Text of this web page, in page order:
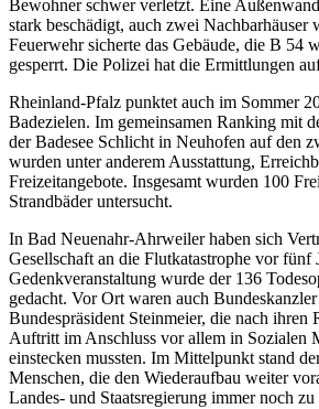
Bewohner schwer verletzt. Eine
stark beschädigt, auch zwei Nachbarhäuser
Feuerwehr sicherte das Gebäude, die B 54
gesperrt. Die Polizei hat die Ermittlungen
Rheinland-Pfalz punktet auch im Sommer
Badezielen. Im gemeinsamen Ranking mit
der Badesee Schlicht in Neuhofen auf den
wurden unter anderem Ausstattung,
Freizeitangebote. Insgesamt wurden 100
Strandbäder untersucht.
In Bad Neuenahr-Ahrweiler haben sich
Gesellschaft an die Flutkatastrophe vor fünf
Gedenkveranstaltung wurde der 136
gedacht. Vor Ort waren auch
Bundespräsident Steinmeier, die nach ihren
Auftritt im Anschluss vor allem in Sozialen
einstecken mussten. Im Mittelpunkt stand
Menschen, die den Wiederaufbau weiter
Landes- und Staatsregierung immer noch